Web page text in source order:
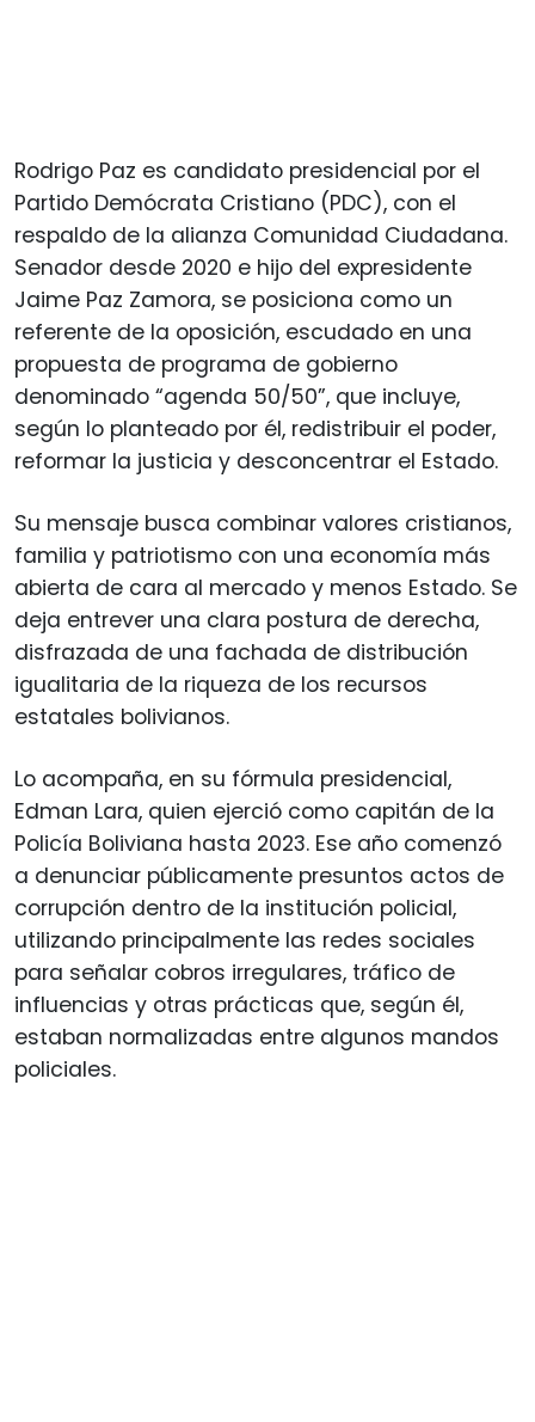
Rodrigo Paz es candidato presidencial por el
Partido Demócrata Cristiano (PDC), con el
respaldo de la alianza Comunidad Ciudadana.
Senador desde 2020 e hijo del expresidente
Jaime Paz Zamora, se posiciona como un
referente de la oposición, escudado en una
propuesta de programa de gobierno
denominado “agenda 50/50”, que incluye,
según lo planteado por él, redistribuir el poder,
reformar la justicia y desconcentrar el Estado.
Su mensaje busca combinar valores cristianos,
familia y patriotismo con una economía más
abierta de cara al mercado y menos Estado. Se
deja entrever una clara postura de derecha,
disfrazada de una fachada de distribución
igualitaria de la riqueza de los recursos
estatales bolivianos.
Lo acompaña, en su fórmula presidencial,
Edman Lara, quien ejerció como capitán de la
Policía Boliviana hasta 2023. Ese año comenzó
a denunciar públicamente presuntos actos de
corrupción dentro de la institución policial,
utilizando principalmente las redes sociales
para señalar cobros irregulares, tráfico de
influencias y otras prácticas que, según él,
estaban normalizadas entre algunos mandos
policiales.